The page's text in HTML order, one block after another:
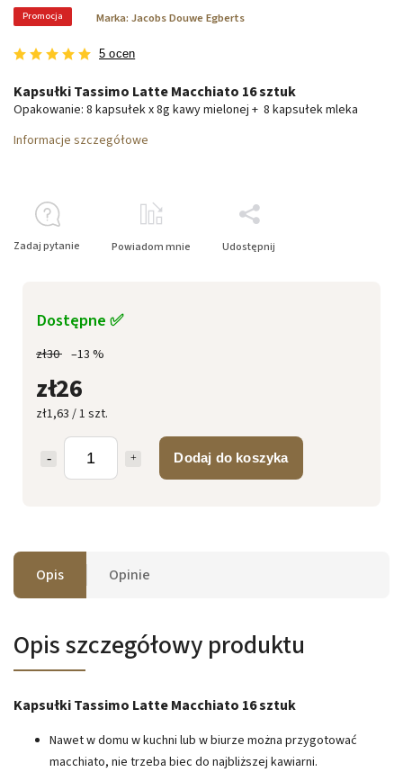
Promocja
5 ocen
Marka: Jacobs Douwe Egberts
zł30 –13 %
zł26
zł1,63 / 1 szt.
Dodaj do koszyka
Dostępne ✅
Kapsułki Tassimo Latte Macchiato 16 sztuk
Opakowanie: 8 kapsułek x 8g kawy mielonej + 8 kapsułek mleka
Informacje szczegółowe
Zadaj pytanie Powiadom mnie Udostępnij
Opis Opinie
Opis szczegółowy produktu
Kapsułki Tassimo Latte Macchiato 16 sztuk
Nawet w domu w kuchni lub w biurze można przygotować
macchiato, nie trzeba biec do najbliższej kawiarni.